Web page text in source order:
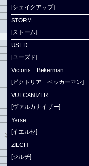
[シェイクアップ]
STORM
[ストーム]
USED
[ユーズド]
Victoria Bekerman
[ビクトリア ベッカーマン]
VULCANIZER
[ヴァルカナイザー]
Yerse
[イエルセ]
ZILCH
[ジルチ]